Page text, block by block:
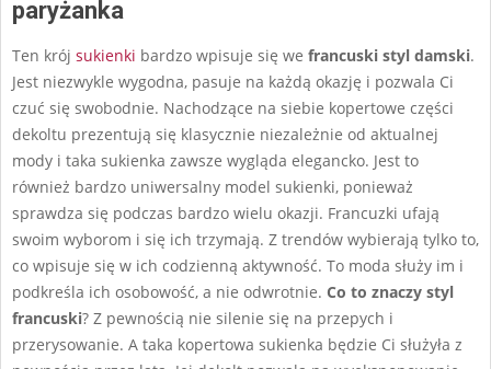
paryżanka
Ten krój sukienki bardzo wpisuje się we francuski styl damski.
Jest niezwykle wygodna, pasuje na każdą okazję i pozwala Ci
czuć się swobodnie. Nachodzące na siebie kopertowe części
dekoltu prezentują się klasycznie niezależnie od aktualnej
mody i taka sukienka zawsze wygląda elegancko. Jest to
również bardzo uniwersalny model sukienki, ponieważ
sprawdza się podczas bardzo wielu okazji. Francuzki ufają
swoim wyborom i się ich trzymają. Z trendów wybierają tylko to,
co wpisuje się w ich codzienną aktywność. To moda służy im i
podkreśla ich osobowość, a nie odwrotnie. Co to znaczy styl
francuski? Z pewnością nie silenie się na przepych i
przerysowanie. A taka kopertowa sukienka będzie Ci służyła z